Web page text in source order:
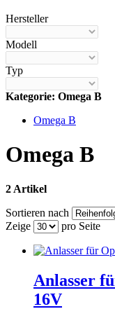
Hersteller
Modell
Typ
Kategorie: Omega B
Omega B
Omega B
2 Artikel
Sortieren nach
Zeige
pro Seite
Anlasser
16V